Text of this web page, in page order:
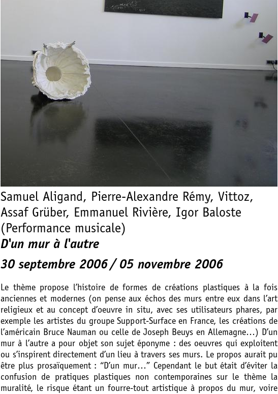
Samuel Aligand, Pierre-Alexandre Rémy, Vittoz,
Assaf Grüber, Emmanuel Rivière, Igor Baloste
(Performance musicale)
D'un mur à l'autre
30 septembre 2006
05 novembre 2006
Le thème propose l’histoire de formes de créations plastiques à la fois
anciennes et modernes (on pense aux échos des murs entre eux dans l’art
religieux et au concept d’oeuvre in situ, avec ses utilisateurs phares, par
exemple les artistes du groupe Support-Surface en France, les créations de
l’américain Bruce Nauman ou celle de Joseph Beuys en Allemagne…) D’un
mur à l’autre a pour objet son sujet éponyme : des oeuvres qui exploitent
ou s’inspirent directement d’un lieu à travers ses murs. Le propos aurait pu
être plus prosaïquement : “D’un mur…” Cependant le but était d’éviter la
confusion de pratiques plastiques non contemporaines sur le thème la
muralité, le risque étant un fourre-tout artistique à propos du mur, voire